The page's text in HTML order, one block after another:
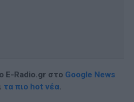
E-Radio.gr στο Google News
τα πιο hot νέα.